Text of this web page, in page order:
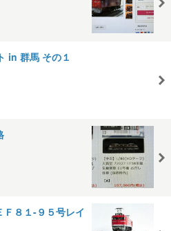
in 群馬 その１
８１-９５号レイ